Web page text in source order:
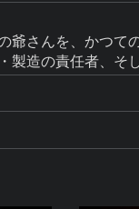
爺さんを、かつ